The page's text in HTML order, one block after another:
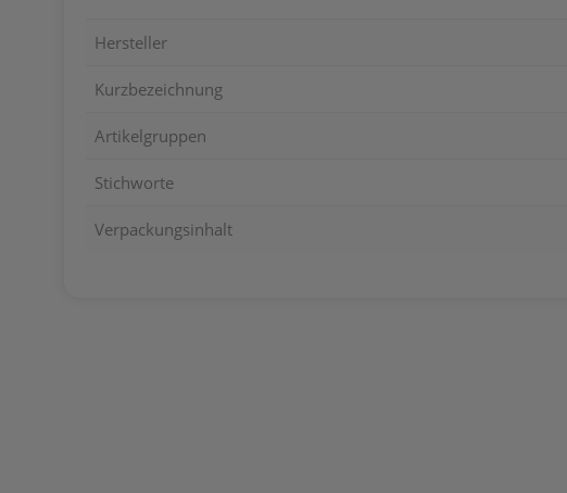
Hersteller
Kurzbezeichnung
Artikelgruppen
Stichworte
Verpackungsinhalt